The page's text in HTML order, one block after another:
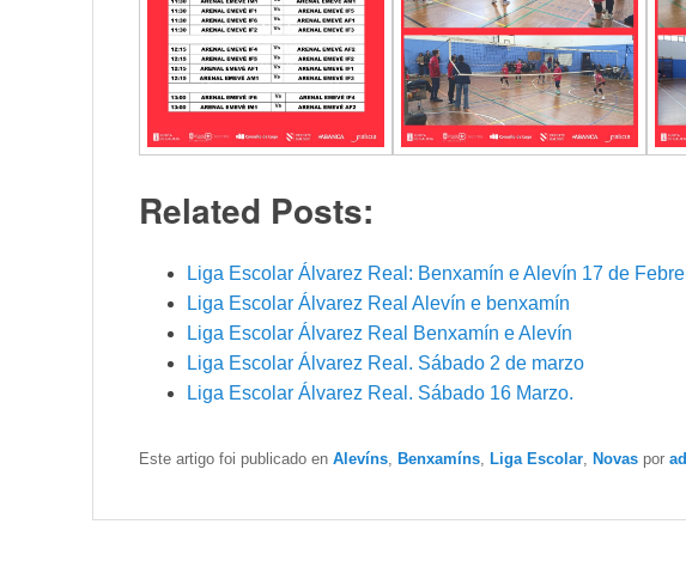
Related Posts:
Liga Escolar Álvarez Real: Benxamín e Alevín 17 de
Liga Escolar Álvarez Real Alevín e benxamín
Liga Escolar Álvarez Real Benxamín e Alevín
Liga Escolar Álvarez Real. Sábado 2 de marzo
Liga Escolar Álvarez Real. Sábado 16 Marzo.
Este artigo foi publicado en Alevíns, Benxamíns, Liga Escolar, Novas por